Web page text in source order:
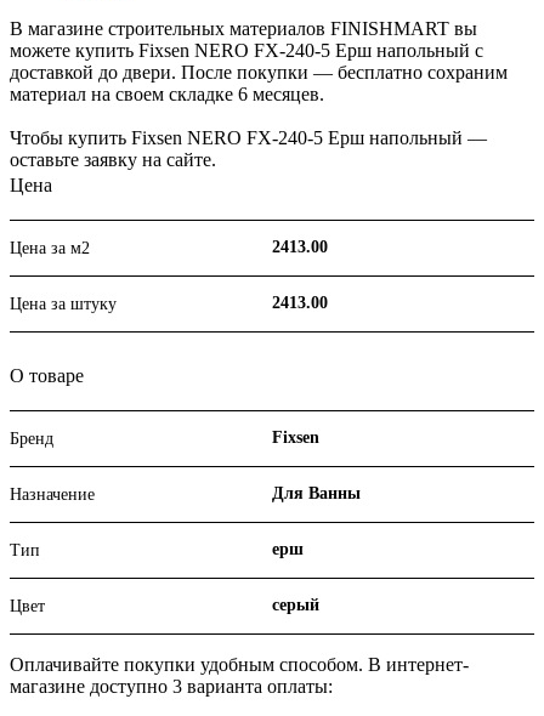
В магазине строительных материалов FINISHMART вы
можете купить Fixsen NERO FX-240-5 Ерш напольный с
доставкой до двери. После покупки — бесплатно сохраним
материал на своем складке 6 месяцев.
Чтобы купить Fixsen NERO FX-240-5 Ерш напольный —
оставьте заявку на сайте.
Цена
Цена за м2 2413.00
Цена за штуку 2413.00
О товаре
Бренд Fixsen
Назначение Для Ванны
Тип ерш
Цвет серый
Оплачивайте покупки удобным способом. В интернет-
магазине доступно 3 варианта оплаты: